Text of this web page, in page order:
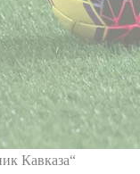
Кавказа“